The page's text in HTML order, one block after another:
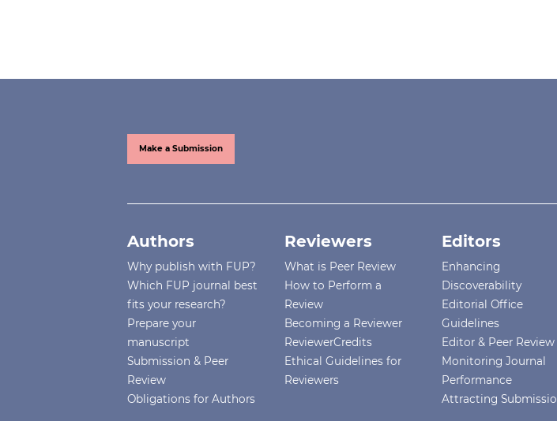
Make a Submission
Authors
Why publish with FUP?
Which FUP journal best
fits your research?
Prepare your
manuscript
Submission & Peer
Review
Obligations for Authors
Reviewers
What is Peer Review
How to Perform a
Review
Becoming a Reviewer
ReviewerCredits
Ethical Guidelines for
Reviewers
Editors
Enhancing
Discoverability
Editorial Office
Guidelines
Editor & Peer Review
Monitoring Journal
Performance
Attracting